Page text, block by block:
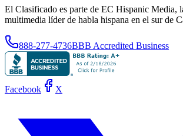
El Clasificado es parte de EC Hispanic Media,
multimedia líder de habla hispana en el sur de
888-277-4736BBB Accredited Business
Facebook X